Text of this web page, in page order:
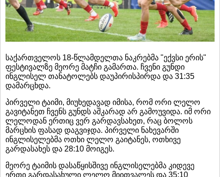
საქართველოს 18-წლამდელთა ნაკრებმა "ექვსი ერის"
ფესტივალზე მეორე მატჩი გამართა. ჩვენი გუნდი
ინგლისელ თანატოლებს დაუპირისპირდა და 31:35
დამარცხდა.
პირველი ტაიმი, მიუხედავად იმისა, რომ ორი ლელო
გავიტანეთ ჩვენს გუნდს აშკარად არ გამოუვიდა. იმ ორი
ლელოდან ერთიც ვერ გარდავსახეთ, რაც ბოლოს
მარცხის ფასად დაგვიჯდა. პირველი ნახევარში
ინგლისელებმა ოთხი ლელო გაიტანეს, ოთხივე
გარდასახეს და 28:10 მოიგეს.
მეორე ტაიმის დასაწყისშივე ინგლისელებმა კიდევე
ერთი გარდასახული ლელო მიითვალეს და 35:10